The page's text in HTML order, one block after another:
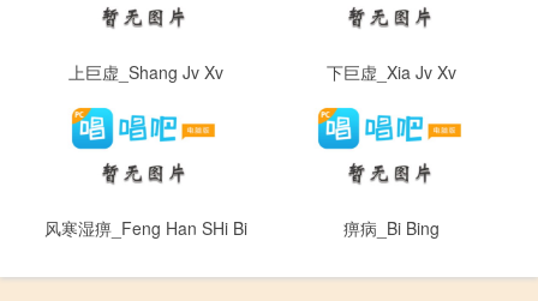
上巨虚_Shang Jv Xv 下巨虚_Xia Jv Xv
风寒湿痹_Feng Han SHi Bi 痹病_Bi Bing